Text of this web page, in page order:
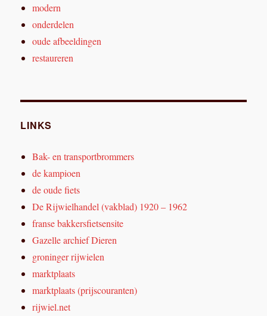
modern
onderdelen
oude afbeeldingen
restaureren
LINKS
Bak- en transportbrommers
de kampioen
de oude fiets
De Rijwielhandel (vakblad) 1920 – 1962
franse bakkersfietsensite
Gazelle archief Dieren
groninger rijwielen
marktplaats
marktplaats (prijscouranten)
rijwiel.net